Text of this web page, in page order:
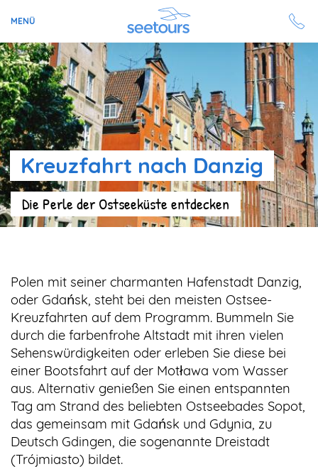
MENÜ
Seetours
Ziele
Ratgeber
Schiffe
Reisesuche
Angebote
Aktuell auf seetours
Kreuzfahrt nach Danzig
Die Perle der Ostseeküste entdecken
Polen mit seiner charmanten Hafenstadt Danzig,
oder Gdańsk, steht bei den meisten Ostsee-
Kreuzfahrten auf dem Programm. Bummeln Sie
durch die farbenfrohe Altstadt mit ihren vielen
Sehenswürdigkeiten oder erleben Sie diese bei
einer Bootsfahrt auf der Motława vom Wasser
aus. Alternativ genießen Sie einen entspannten
Tag am Strand des beliebten Ostseebades Sopot,
das gemeinsam mit Gdańsk und Gdynia, zu
Deutsch Gdingen, die sogenannte Dreistadt
(Trójmiasto) bildet.